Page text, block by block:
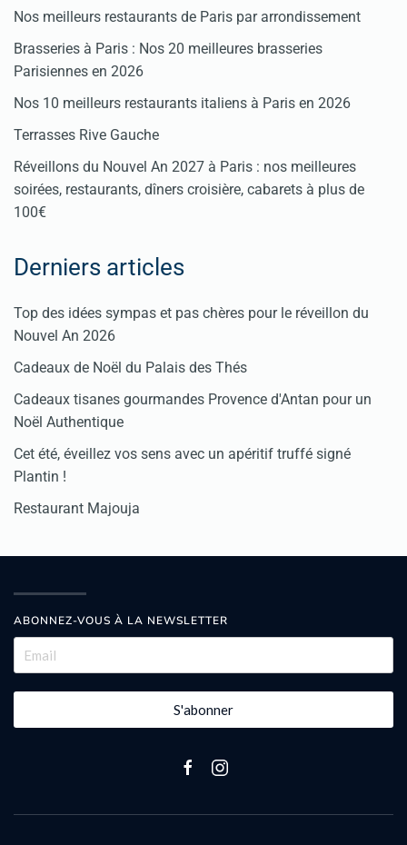
Nos meilleurs restaurants de Paris par arrondissement
Brasseries à Paris : Nos 20 meilleures brasseries
Parisiennes en 2026
Nos 10 meilleurs restaurants italiens à Paris en 2026
Terrasses Rive Gauche
Réveillons du Nouvel An 2027 à Paris : nos meilleures
soirées, restaurants, dîners croisière, cabarets à plus de
100€
Derniers articles
Top des idées sympas et pas chères pour le réveillon du
Nouvel An 2026
Cadeaux de Noël du Palais des Thés
Cadeaux tisanes gourmandes Provence d'Antan pour un
Noël Authentique
Cet été, éveillez vos sens avec un apéritif truffé signé
Plantin !
Restaurant Majouja
ABONNEZ-VOUS À LA NEWSLETTER
S'abonner